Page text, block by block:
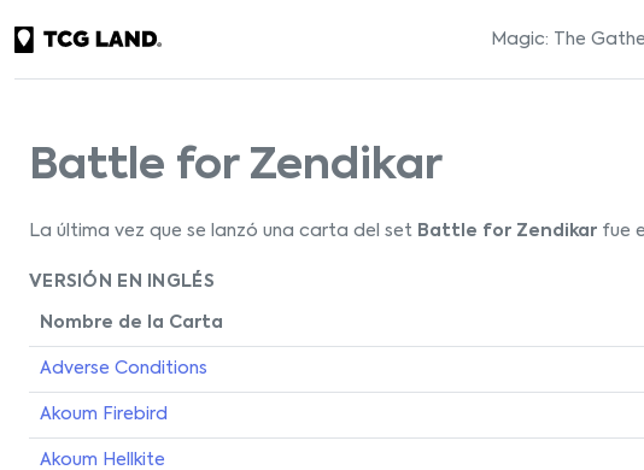
Magic: The
Battle for Zendikar
La última vez que se lanzó una carta del set Battle for Zendikar fue
VERSIÓN EN INGLÉS
Nombre de la Carta
Adverse Conditions
Akoum Firebird
Akoum Hellkite